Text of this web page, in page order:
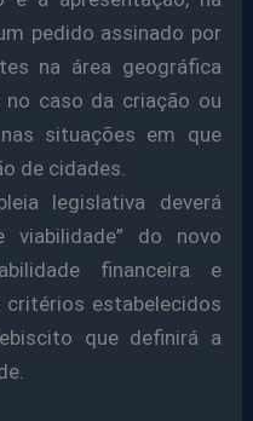
pedido assinado por
na área geográfica
caso da criação ou
situações em que
de cidades.
legislativa deverá
viabilidade” do novo
financeira e
critérios estabelecidos
que definirá a